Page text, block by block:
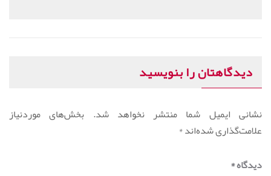
دیدگاهتان را بنویسید
نشانی ایمیل شما منتشر نخواهد شد. بخش‌های موردنیاز
علامت‌گذاری شده‌اند*
دیدگاه*